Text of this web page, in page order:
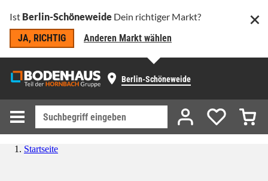
Ist Berlin-Schöneweide Dein richtiger Markt?
JA, RICHTIG
Anderen Markt wählen
Berlin-Schöneweide
Startseite